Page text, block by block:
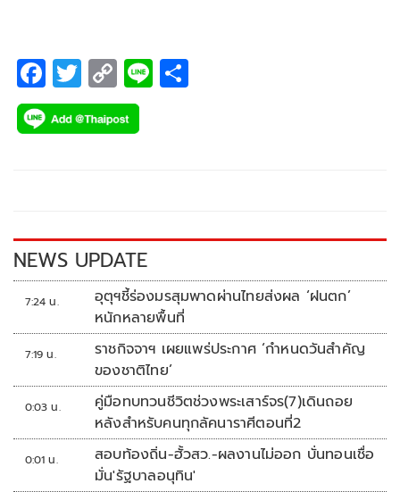
F
ac
e
k
T
wi
tt
C
o
p
k
Li
NEWS UPDATE
7:24 น.
อุตุฯชี้ร่องมรสุมพาดผ่านไทยส่งผล ‘ฝนตก’
หนักหลายพื้นที่
7:19 น.
ราชกิจจาฯ เผยแพร่ประกาศ ‘กำหนดวันสำคัญ
ของชาติไทย’
0:03 น.
คู่มือทบทวนชีวิตช่วงพระเสาร์จร(7)เดินถอย
หลังสำหรับคนทุกลัคนาราศีตอนที่2
0:01 น.
สอบท้องถิ่น-ฮั้วสว.-ผลงานไม่ออก บั่นทอนเชื่อ
มั่น'รัฐบาลอนุทิน'